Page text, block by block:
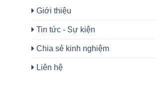
Giới thiệu
Tin tức - Sự kiện
Chia sẻ kinh nghiệm
Liên hệ